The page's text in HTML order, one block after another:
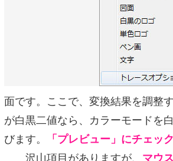
面です。ここで、変換結果を調
が白黒二値なら、カラーモード
びます。
「プレビュー」にチェック
沢山項目がありますが、 マウ